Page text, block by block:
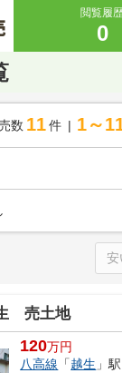
閲覧履
0
数 11 件 1～
売土地
120万円
八高線 「越生 」